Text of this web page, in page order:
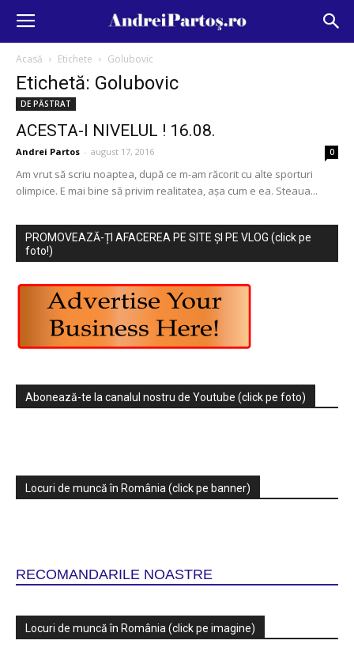
Acasă Etichete Golubovic
Etichetă: Golubovic
DE PĂSTRAT
ACESTA-I NIVELUL ! 16.08.
Andrei Partos - august 17, 2016 0
Am vrut să scriu noaptea, după ce m-am răcorit cu alte sporturi
olimpice. E mai bine să privim realitatea, așa cum e ea. Steaua...
PROMOVEAZĂ-ȚI AFACEREA PE SITE ȘI PE VLOG (click pe
foto!)
Abonează-te la canalul nostru de Youtube (click pe foto)
Locuri de muncă în România (click pe banner)
RECOMANDARILE NOASTRE
Locuri de muncă în România (click pe imagine)